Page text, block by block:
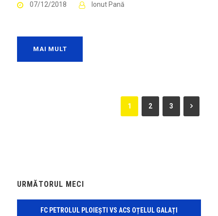
07/12/2018 Ionut Pană
MAI MULT
1 2 3
URMĂTORUL MECI
FC PETROLUL PLOIEȘTI VS ACS OȚELUL GALAȚI